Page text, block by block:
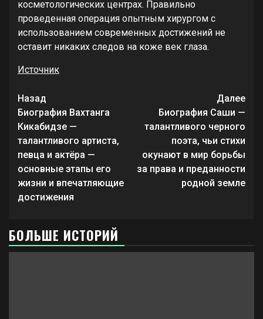
косметологических центрах. Правильно
проведенная операция опытным хирургом с
использованием современных достижений не
оставит никаких следов на коже век глаза.
Источник
Продолжить
чтение
Назад
Биография Вахтанга
Кикабидзе —
талантливого артиста,
певца и актёра —
основные этапы его
жизни и впечатляющие
достижения
Далее
Биография Саши —
талантливого черного
поэта, чьи стихи
окунают в мир борьбы
за права и преданности
родной земле
БОЛЬШЕ ИСТОРИЙ